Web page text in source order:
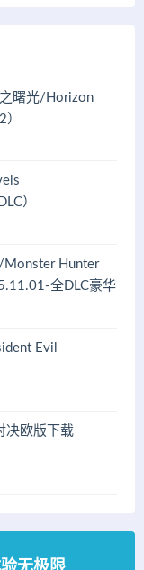
曙光/Horizon
）
Hunter
全DLC豪华
Evil
决欧版下载